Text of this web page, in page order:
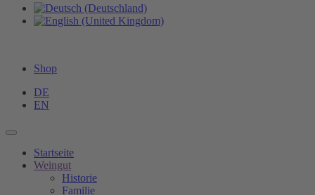
Shop
DE
EN
Startseite
Weingut
Historie
Familie